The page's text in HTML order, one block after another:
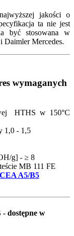
jakości o
ta nie jest
być stosowana w
Daimler Mercedes.
wymaganych
HTHS w 150°C
1,0 - 1,5
g] - ≥ 8
MB 111 FE
A5/B5
dostępne w